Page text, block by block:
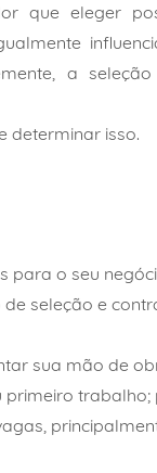
que eleger
a
determinar isso.
o seu
seleção e
sua mão de
primeiro trabalho;